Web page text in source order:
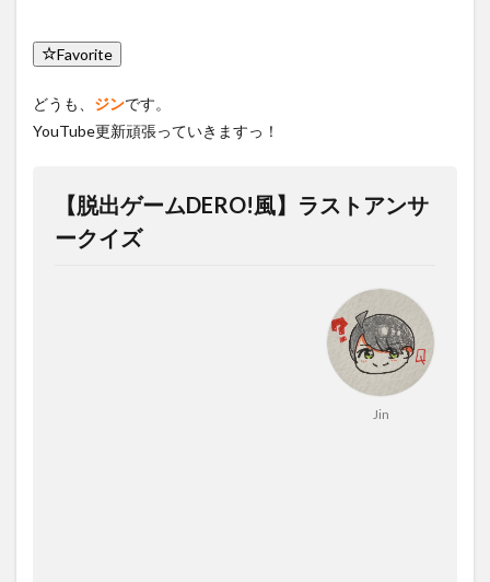
Favorite
どうも、 ジンです。
YouTube更新頑張っていきますっ！
【脱出ゲームDERO!風】ラストアンサ
ークイズ
Jin